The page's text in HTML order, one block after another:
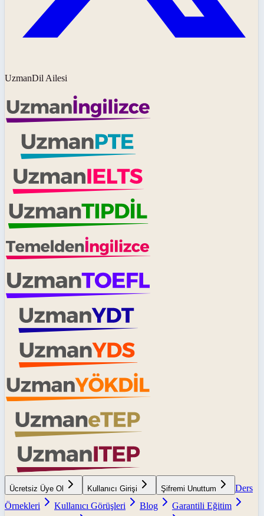
UzmanDil Ailesi
Ücretsiz Üye Ol Kullanıcı Girişi Şifremi Unuttum
Ders
Örnekleri
Kullanıcı Görüşleri Blog
Garantili Eğitim